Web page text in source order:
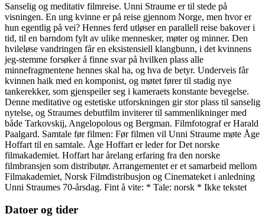
Sanselig og meditativ filmreise. Unni Straume er til stede på
visningen. En ung kvinne er på reise gjennom Norge, men hvor er
hun egentlig på vei? Hennes ferd utløser en parallell reise bakover i
tid, til en barndom fylt av ulike mennesker, møter og minner. Den
hvileløse vandringen får en eksistensiell klangbunn, i det kvinnens
jeg-stemme forsøker å finne svar på hvilken plass alle
minnefragmentene hennes skal ha, og hva de betyr. Underveis får
kvinnen haik med en komponist, og møtet fører til stadig nye
tankerekker, som gjenspeiler seg i kameraets konstante bevegelse.
Denne meditative og estetiske utforskningen gir stor plass til sanselig
nytelse, og Straumes debutfilm inviterer til sammenlikninger med
både Tarkovskij, Angelopolous og Bergman. Filmfotograf er Harald
Paalgard. Samtale før filmen: Før filmen vil Unni Straume møte Åge
Hoffart til en samtale. Åge Hoffart er leder for Det norske
filmakademiet. Hoffart har årelang erfaring fra den norske
filmbransjen som distributør. Arrangementet er et samarbeid mellom
Filmakademiet, Norsk Filmdistribusjon og Cinemateket i anledning
Unni Straumes 70-årsdag. Fint å vite: * Tale: norsk * Ikke tekstet
Datoer og tider